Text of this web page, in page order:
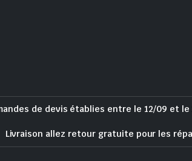
de devis établies entre le 12/09 et
Livraison allez retour gratuite pour les